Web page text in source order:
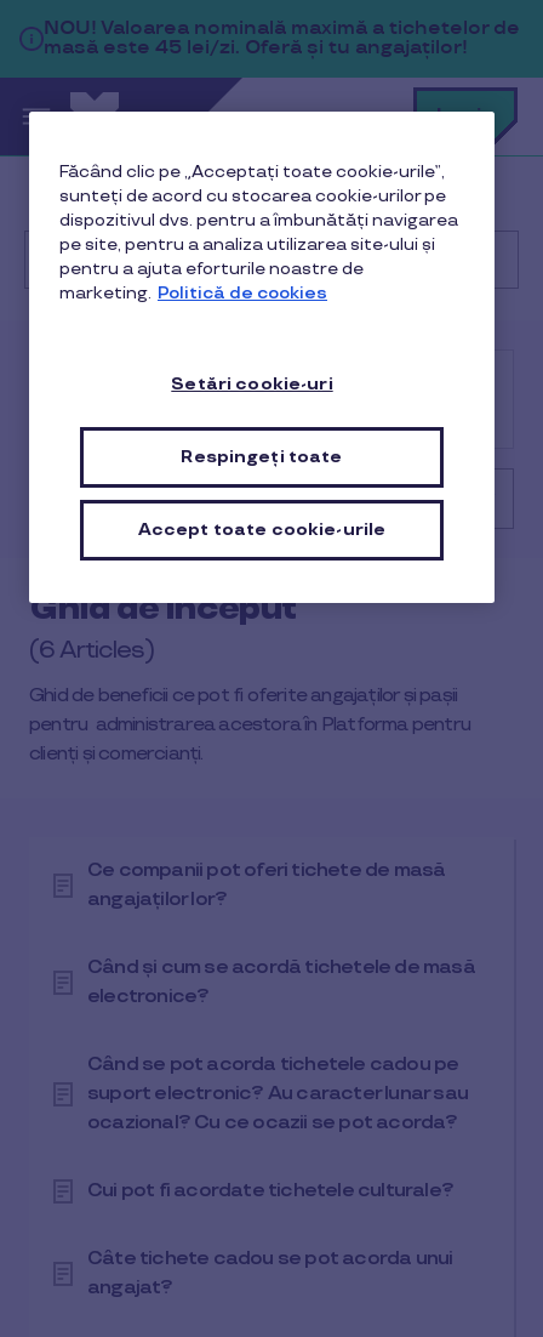
Sari la conținutul principal
Login
Help Center Client Ghid de început
Client
Ghid de început
Ghid de început
(6 Articles)
Ghid de beneficii ce pot fi oferite angajaților și pașii
pentru administrarea acestora în Platforma pentru
clienți și comercianți.
Ce companii pot oferi tichete de masă
angajaților lor?
Când și cum se acordă tichetele de masă
electronice?
Când se pot acorda tichetele cadou pe
suport electronic? Au caracter lunar sau
ocazional? Cu ce ocazii se pot acorda?
Cui pot fi acordate tichetele culturale?
Câte tichete cadou se pot acorda unui
angajat?
NOU! Valoarea nominală maximă a tichetelor de
masă este 45 lei/zi. Oferă și tu angajaților!
Făcând clic pe „Acceptați toate cookie-urile”,
sunteți de acord cu stocarea cookie-urilor pe
dispozitivul dvs. pentru a îmbunătăți navigarea
pe site, pentru a analiza utilizarea site-ului și
pentru a ajuta eforturile noastre de
marketing. Politică de cookies
Setări cookie-uri
Respingeți toate
Accept toate cookie-urile